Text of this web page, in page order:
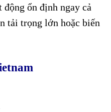
động ổn định ngay cả
tải trọng lớn hoặc biến